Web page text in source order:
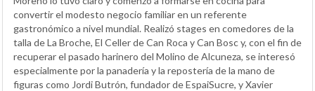
convertir el modesto negocio familiar en un referente
gastronómico a nivel mundial. Realizó stages en comedores de la
talla de La Broche, El Celler de Can Roca y Can Bosc y, con el fin de
recuperar el pasado harinero del Molino de Alcuneza, se interesó
especialmente por la panadería y la repostería de la mano de
figuras como Jordi Butrón, fundador de EspaiSucre, y Xavier